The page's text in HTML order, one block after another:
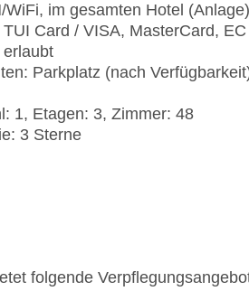
WiFi, im gesamten Hotel
Card / VISA, MasterCard,
Parkplatz (nach
1, Etagen: 3, Zimmer: 48
3 Sterne
folgende